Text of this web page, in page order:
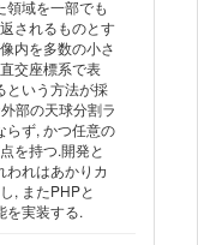
領域を一部でも
されるものとす
内を多数の小さ
交座標系で表
という方法が採
部の天球分割ラ
らず, かつ任意の
を持つ.開発と
われはあかりカ
, またPHPと
を実装する.